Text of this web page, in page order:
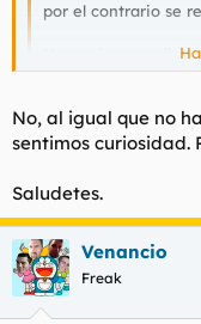
por el contrario se
No se si me explico.
Se pueden tener 50
Gracias y saludetes.
No, al igual que no
sentimos curiosidad.
Saludetes.
Venancio
Freak